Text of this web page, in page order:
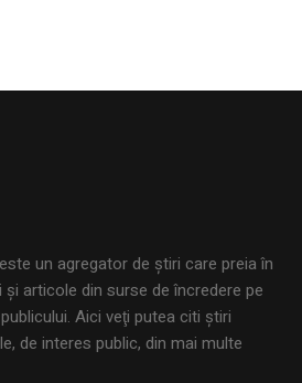
un agregator de ştiri care preia în
articole din surse de încredere pe
Aici veţi putea citi ştiri
de interes public, din mai multe